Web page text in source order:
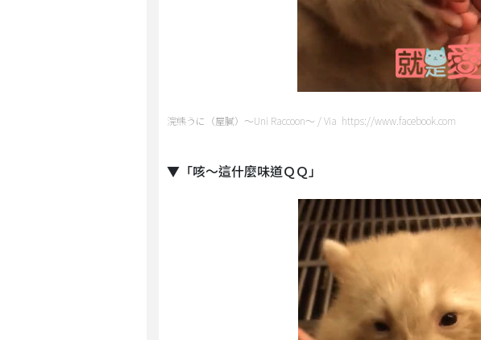
浣熊うに（屋膩）～Uni Raccoon～ / Via https://www.facebook.com
▼「咳～這什麼味道ＱＱ」